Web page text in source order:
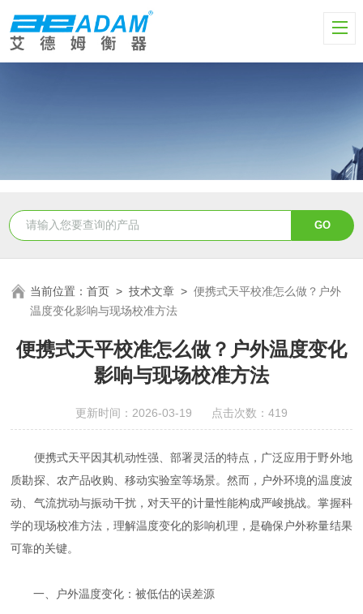
当前位置：首页 >技术文章 >便携式天平校准怎么做？户外
温度变化影响与现场校准方法
便携式天平校准怎么做？户外温度变化
影响与现场校准方法
更新时间：2026-03-19 点击次数：419
便携式天平因其机动性强、部署灵活的特点，广泛应用于野外地
质勘探、农产品收购、移动实验室等场景。然而，户外环境的温度波
动、气流扰动与振动干扰，对天平的计量性能构成严峻挑战。掌握科
学的现场校准方法，理解温度变化的影响机理，是确保户外称量结果
可靠的关键。
一、户外温度变化：被低估的误差源